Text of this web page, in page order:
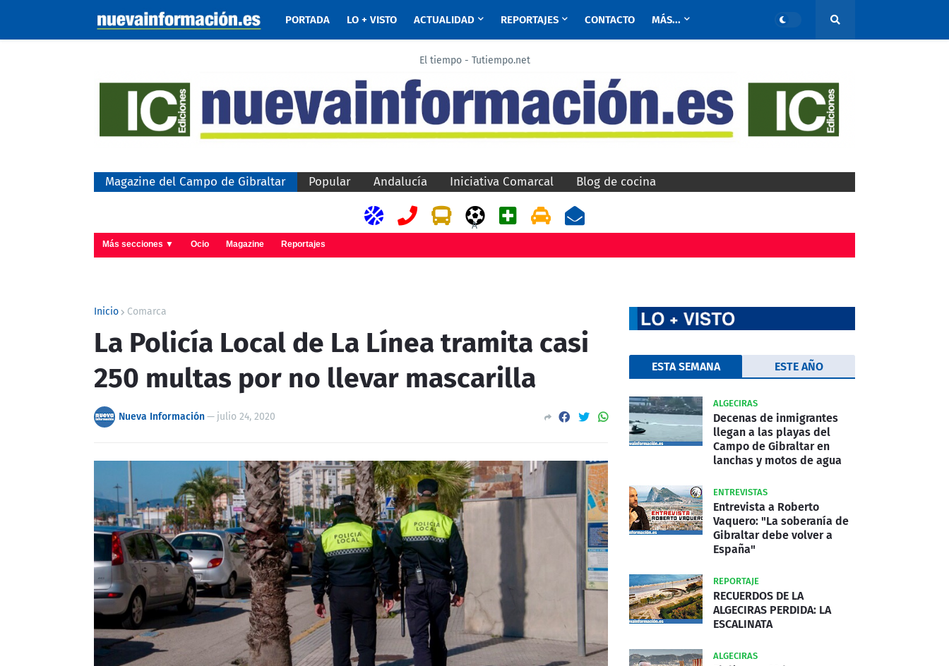
PORTADA LO + VISTO ACTUALIDAD REPORTAJES CONTACTO MÁS...
El tiempo - Tutiempo.net
Magazine del Campo de Gibraltar Popular Andalucía Iniciativa Comarcal Blog de cocina
A
Más secciones ▼ Ocio Magazine Reportajes
Inicio Comarca
La Policía Local de La Línea tramita casi
250 multas por no llevar mascarilla
Nueva Información— julio 24, 2020
ESTA SEMANA ESTE AÑO
ALGECIRAS
Decenas de inmigrantes
llegan a las playas del
Campo de Gibraltar en
lanchas y motos de agua
ENTREVISTAS
Entrevista a Roberto
Vaquero: "La soberanía de
Gibraltar debe volver a
España"
REPORTAJE
RECUERDOS DE LA
ALGECIRAS PERDIDA: LA
ESCALINATA
ALGECIRAS